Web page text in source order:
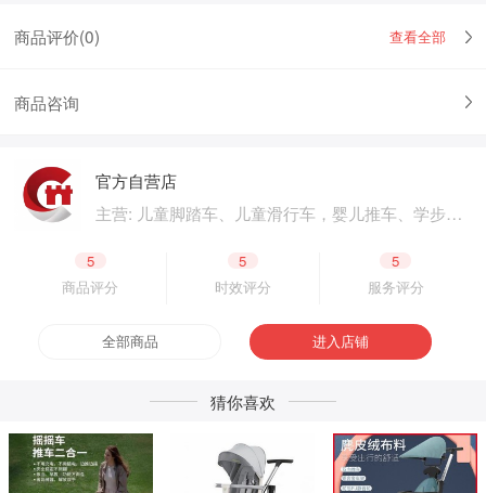
商品评价(0) 查看全部
商品咨询
官方自营店
主营: 儿童脚踏车、儿童滑行车，婴儿推车、学步
品、户外用品，母婴用品、婴童用品，电子玩具、
益智玩具，公园设施、广场游乐，成人脚踏车、成
件、电动车零配件，生产原材料、包装原材料，产
品外包装、产品内包装，生产设备、五金工具，采
5
商品评分
5
时效评分
5
服务评分
全部商品 进入店铺
猜你喜欢